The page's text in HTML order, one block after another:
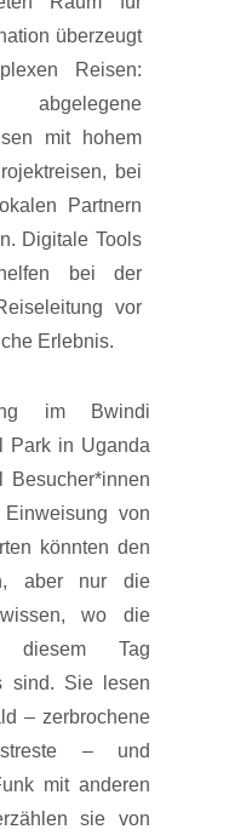
überzeugt
Reisen:
mit hohem
bei
Partnern
Digitale Tools
bei der
vor
Erlebnis.
im Bwindi
Park in Uganda
Besucher*innen
von
könnten den
aber nur die
wo die
diesem Tag
sind. Sie lesen
– zerbrochene
– und
mit anderen
sie von